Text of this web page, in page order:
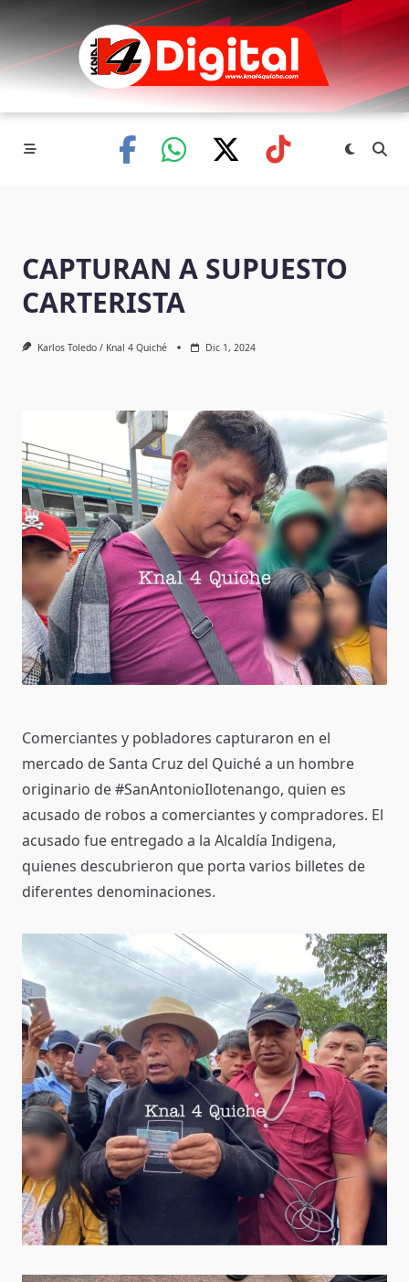
Skip
content
CAPTURAN A SUPUESTO
CARTERISTA
Karlos Toledo / Knal 4 Quiché Dic 1, 2024
Comerciantes y pobladores capturaron en el
mercado de Santa Cruz del Quiché a un hombre
originario de #SanAntonioIlotenango, quien es
acusado de robos a comerciantes y compradores. El
acusado fue entregado a la Alcaldía Indigena,
quienes descubrieron que porta varios billetes de
diferentes denominaciones.